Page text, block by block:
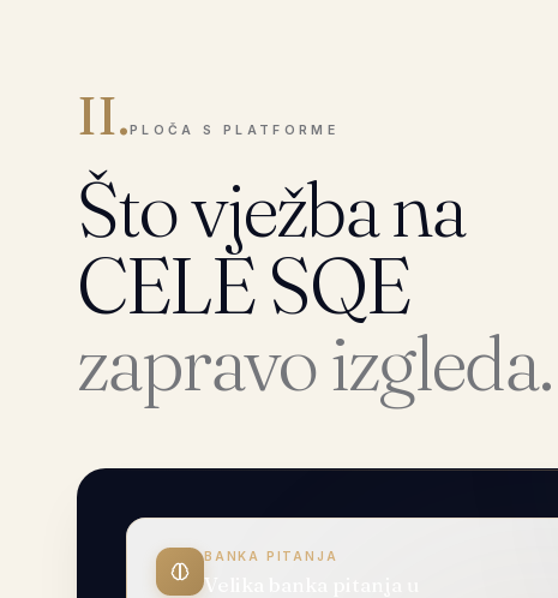
II.PLOČA S PLATFORME
Što vježba na
CELE SQE
zapravo izgleda.
BANKA PITANJA
Velika banka pitanja u stilu FLK